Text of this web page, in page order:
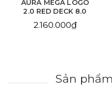
AURA MEGA LOGO
2.0 RED DECK 8.0
2.160.000₫
Sản